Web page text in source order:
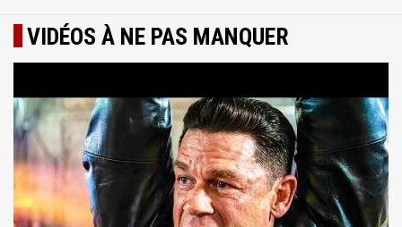
VIDÉOS À NE PAS MANQUER